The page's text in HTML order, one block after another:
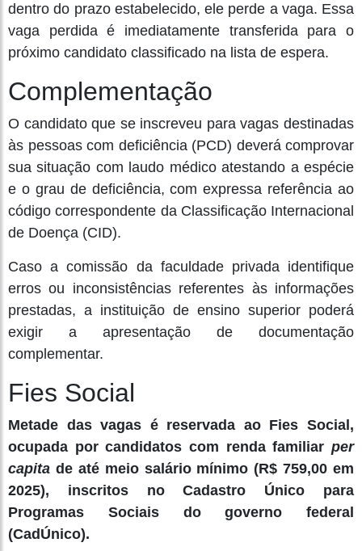
dentro do prazo estabelecido, ele perde a vaga. Essa
vaga perdida é imediatamente transferida para o
próximo candidato classificado na lista de espera.
Complementação
O candidato que se inscreveu para vagas destinadas
às pessoas com deficiência (PCD) deverá comprovar
sua situação com laudo médico atestando a espécie
e o grau de deficiência, com expressa referência ao
código correspondente da Classificação Internacional
de Doença (CID).
Caso a comissão da faculdade privada identifique
erros ou inconsistências referentes às informações
prestadas, a instituição de ensino superior poderá
exigir a apresentação de documentação
complementar.
Fies Social
Metade das vagas é reservada ao Fies Social,
ocupada por candidatos com renda familiar per
capita de até meio salário mínimo (R$ 759,00 em
2025), inscritos no Cadastro Único para
Programas Sociais do governo federal
(CadÚnico).